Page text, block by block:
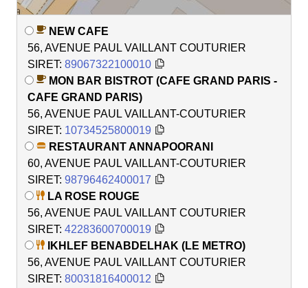
NEW CAFE
56, AVENUE PAUL VAILLANT COUTURIER
SIRET: 89067322100010
MON BAR BISTROT (CAFE GRAND PARIS -
CAFE GRAND PARIS)
56, AVENUE PAUL VAILLANT-COUTURIER
SIRET: 10734525800019
RESTAURANT ANNAPOORANI
60, AVENUE PAUL VAILLANT-COUTURIER
SIRET: 98796462400017
LA ROSE ROUGE
56, AVENUE PAUL VAILLANT COUTURIER
SIRET: 42283600700019
IKHLEF BENABDELHAK (LE METRO)
56, AVENUE PAUL VAILLANT COUTURIER
SIRET: 80031816400012